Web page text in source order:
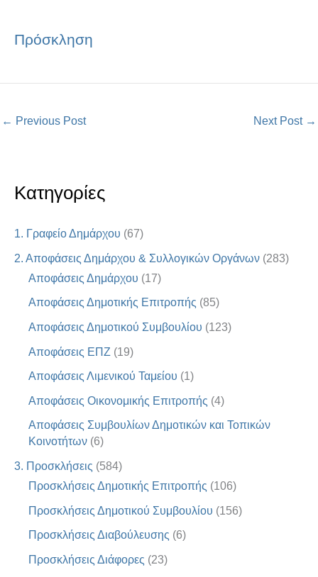
Κατηγορίες
1. Γραφείο Δημάρχου (67)
2. Αποφάσεις Δημάρχου & Συλλογικών Οργάνων (283)
Αποφάσεις Δημάρχου (17)
Αποφάσεις Δημοτικής Επιτροπής (85)
Αποφάσεις Δημοτικού Συμβουλίου (123)
Αποφάσεις ΕΠΖ (19)
Αποφάσεις Λιμενικού Ταμείου (1)
Αποφάσεις Οικονομικής Επιτροπής (4)
Αποφάσεις Συμβουλίων Δημοτικών και Τοπικών
Κοινοτήτων (6)
3. Προσκλήσεις (584)
Προσκλήσεις Δημοτικής Επιτροπής (106)
Προσκλήσεις Δημοτικού Συμβουλίου (156)
Προσκλήσεις Διαβούλευσης (6)
Προσκλήσεις Διάφορες (23)
Πρόσκληση
← Previous Post Next Post →